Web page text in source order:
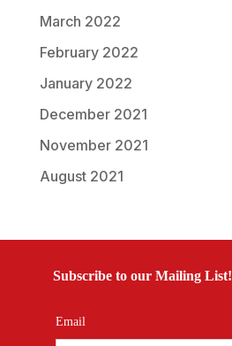
March 2022
February 2022
January 2022
December 2021
November 2021
August 2021
Subscribe to our Mailing List!
Email